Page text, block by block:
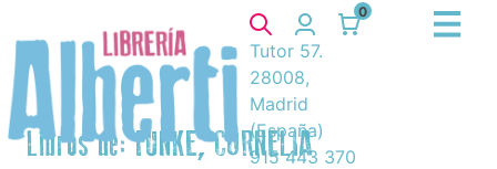
0
Tutor 57.
28008,
Madrid
(España)
915 443 370
Libros de: FUNKE, CORNELIA